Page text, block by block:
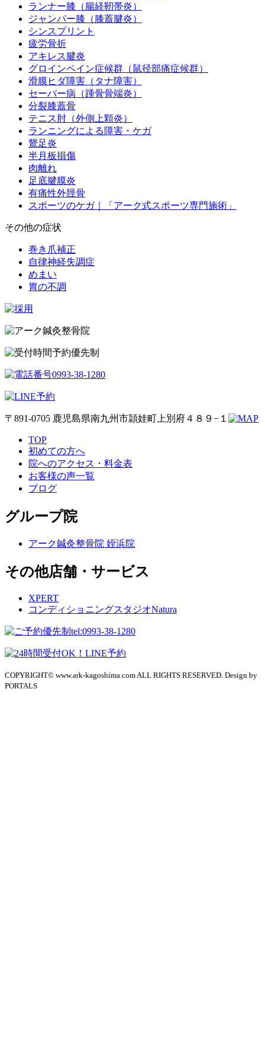
ランナー膝（腸経靭帯炎）
ジャンパー膝（膝蓋腱炎）
シンスプリント
疲労骨折
アキレス腱炎
グロインペイン症候群（鼠径部痛症候群）
滑膜ヒダ障害（タナ障害）
セーバー病（踵骨骨端炎）
分裂膝蓋骨
テニス肘（外側上顆炎）
ランニングによる障害・ケガ
鵞足炎
半月板損傷
肉離れ
足底腱膜炎
有痛性外脛骨
スポーツのケガ｜「アーク式スポーツ専門施術」
その他の症状
巻き爪補正
自律神経失調症
めまい
胃の不調
予約優先制
〒891-0705 鹿児島県南九州市頴娃町上別府４８９−１
TOP
初めての方へ
院へのアクセス・料金表
お客様の声一覧
ブログ
グループ院
アーク鍼灸整骨院 姪浜院
その他店舗・サービス
XPERT
コンディショニングスタジオNatura
COPYRIGHT© www.ark-kagoshima.com ALL RIGHTS RESERVED. Design by
PORTALS